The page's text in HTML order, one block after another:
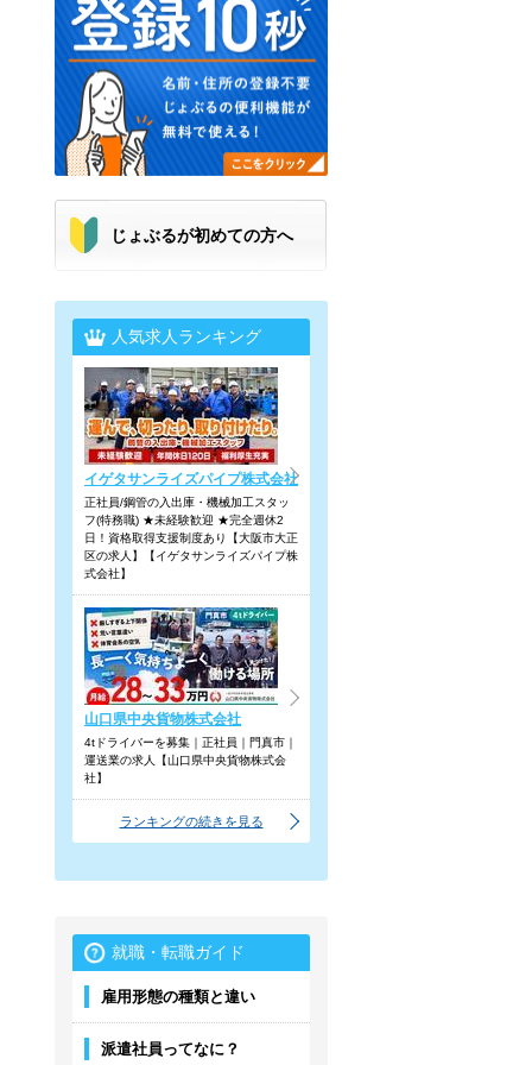
じょぶるが初めての方へ
人気求人ランキング
イゲタサンライズパイプ株式会社
正社員/鋼管の入出庫・機械加工スタッ
フ(特務職) ★未経験歓迎 ★完全週休2
日！資格取得支援制度あり【大阪市大正
区の求人】【イゲタサンライズパイプ株
式会社】
山口県中央貨物株式会社
4tドライバーを募集｜正社員｜門真市｜
運送業の求人【山口県中央貨物株式会
社】
ランキングの続きを見る
就職・転職ガイド
雇用形態の種類と違い
派遣社員ってなに？